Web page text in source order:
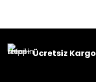
Ücretsiz Kargo